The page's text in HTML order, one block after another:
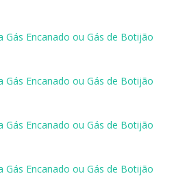
Gás Encanado ou Gás de Botijão
Gás Encanado ou Gás de Botijão
Gás Encanado ou Gás de Botijão
Gás Encanado ou Gás de Botijão